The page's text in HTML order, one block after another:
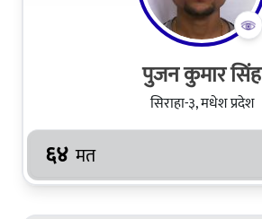
पुजन कुमार सिंह
सिराहा-३, मधेश प्रदेश
६४ मत